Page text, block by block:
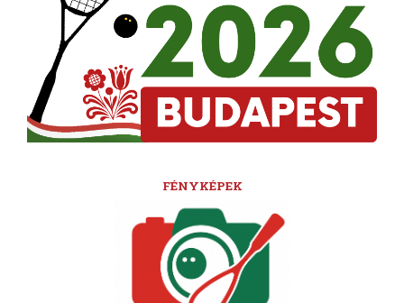
FÉNYKÉPEK